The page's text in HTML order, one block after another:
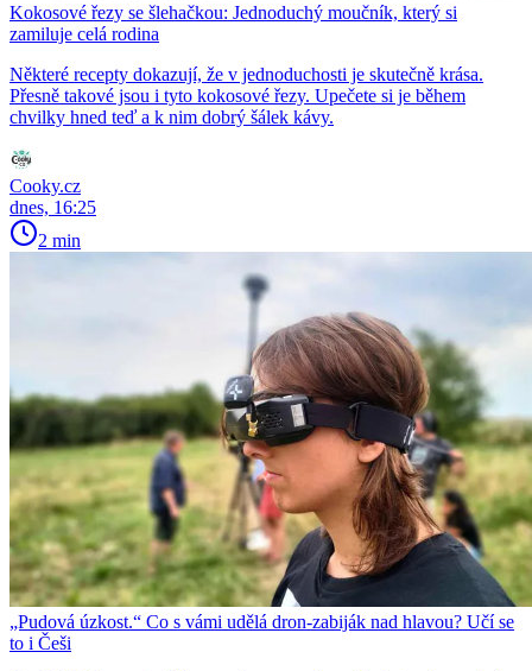
Kokosové řezy se šlehačkou: Jednoduchý moučník, který si
zamiluje celá rodina
Některé recepty dokazují, že v jednoduchosti je skutečně krása.
Přesně takové jsou i tyto kokosové řezy. Upečete si je během
chvilky hned teď a k nim dobrý šálek kávy.
Cooky.cz
dnes, 16:25
2 min
„Pudová úzkost.“ Co s vámi udělá dron-zabiják nad hlavou? Učí se
to i Češi